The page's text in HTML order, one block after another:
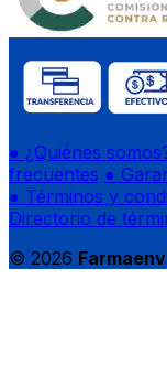
● ¿Quiénes
frecuentes ●
● Términos y
Directorio de
© 2026